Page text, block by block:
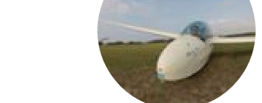
How to
Alle